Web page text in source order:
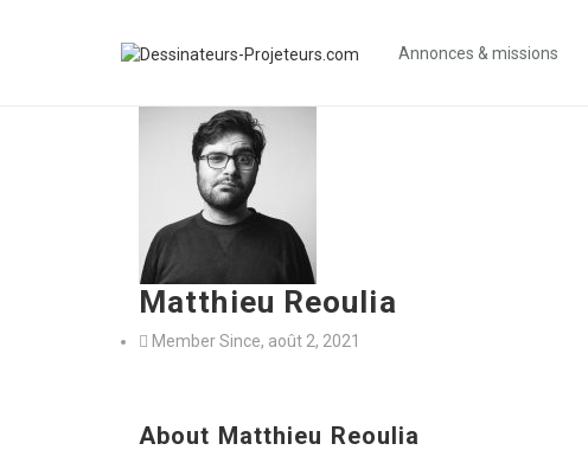
Annonces & missions
Matthieu Reoulia
Member Since, août 2, 2021
About Matthieu Reoulia